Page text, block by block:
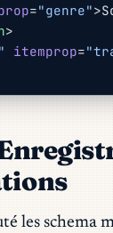
="genre"
>
itemprop=
les schema